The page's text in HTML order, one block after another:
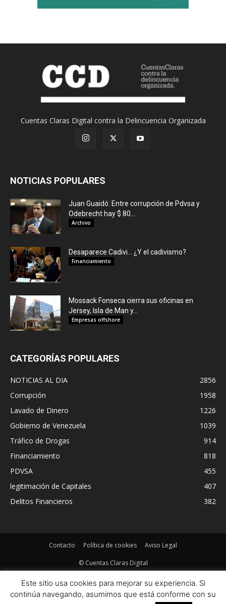
Cuentas Claras Digital contra la Delincuencia Organizada
NOTICIAS POPULARES
Juan Guaidó: Entre corrupción de Pdvsa y
Odebrecht hay $ 80...
Archivo
Desaparece Cadivi… ¿Y el cadivismo?
Financiamiento
Mossack Fonseca cierra sus oficinas en
Jersey, Isla de Man y...
Empresas offshore
CATEGORÍAS POPULARES
NOTICIAS AL DIA
2856
Corrupción
1958
Lavado de Dinero
1226
Gobierno de Venezuela
1039
Tráfico de Drogas
914
Financiamiento
818
PDVSA
455
legitimación de Capitales
407
Delitos Financieros
382
Contacto Política de cookies Aviso Legal
© Cuentas Claras Digital
Este sitio usa cookies para mejorar su experiencia. Si
continúa navegando, asumimos que está conforme con su